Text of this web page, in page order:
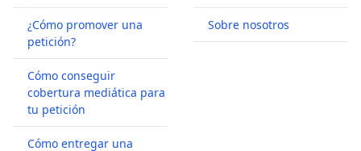
¿Cómo promover una
petición?
Cómo conseguir
cobertura mediática para
tu petición
Cómo entregar una
Sobre nosotros